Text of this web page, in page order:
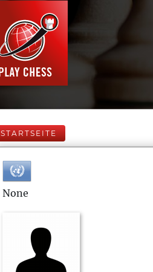
STARTSEITE
None